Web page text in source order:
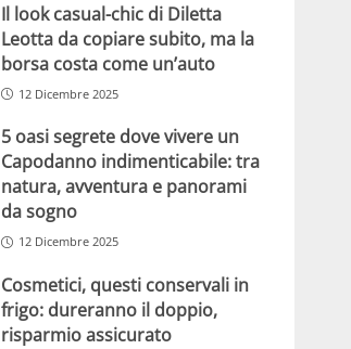
Il look casual-chic di Diletta
Leotta da copiare subito, ma la
borsa costa come un’auto
12 Dicembre 2025
5 oasi segrete dove vivere un
Capodanno indimenticabile: tra
natura, avventura e panorami
da sogno
12 Dicembre 2025
Cosmetici, questi conservali in
frigo: dureranno il doppio,
risparmio assicurato